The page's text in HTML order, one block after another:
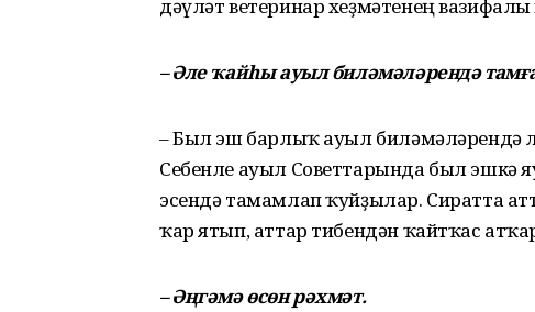
дәүләт ветеринар хеҙмәтенең
– Әле ҡайһы ауыл биләмәләрендә
– Был эш барлыҡ ауыл биләмәләрендә
Себенле ауыл Советтарында был эшкә
эсендә тамамлап ҡуйҙылар. Сиратта
ҡар ятып, аттар тибендән ҡайтҡас
– Әңгәмә өсөн рәхмәт.